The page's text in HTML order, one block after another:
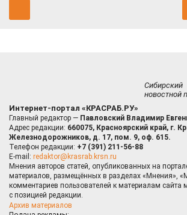
Сибирский
новостной
Интернет-портал «КРАСРАБ.РУ»
Главный редактор — Павловский Владимир
Адрес редакции: 660075, Красноярский край, г.
Железнодорожников, д. 17, пом. 9, оф. 615.
Телефон редакции: +7 (391) 211-56-88
E-mail: redaktor@krasrab.krsn.ru
Мнения авторов статей, опубликованных на
материалов, размещённых в разделах «Мнения»,
комментариев пользователей к материалам сайта
с позицией редакции.
Архив материалов